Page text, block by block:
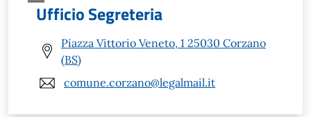
Ufficio Segreteria
Piazza Vittorio Veneto, 1 25030 Corzano
(BS)
comune.corzano@legalmail.it